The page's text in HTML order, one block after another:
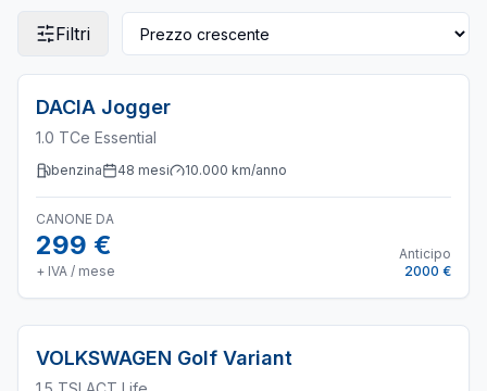
Filtri
DACIA Jogger
1.0 TCe Essential
benzina 48 mesi 10.000 km/anno
CANONE DA
299 €
+ IVA / mese
Anticipo
2000 €
VOLKSWAGEN Golf Variant